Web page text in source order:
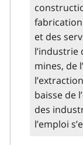
fabrication
et des
l’industrie
mines, de
baisse de
des
l’emploi